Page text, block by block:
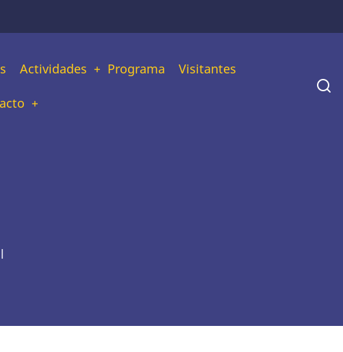
Actividades Programa Visitantes